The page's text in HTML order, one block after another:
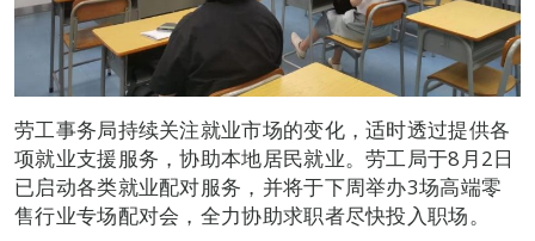
劳工事务局持续关注就业市场的变化，适时透过提供各
项就业支援服务，协助本地居民就业。劳工局于8月2日
已启动各类就业配对服务，并将于下周举办3场高端零
售行业专场配对会，全力协助求职者尽快投入职场。